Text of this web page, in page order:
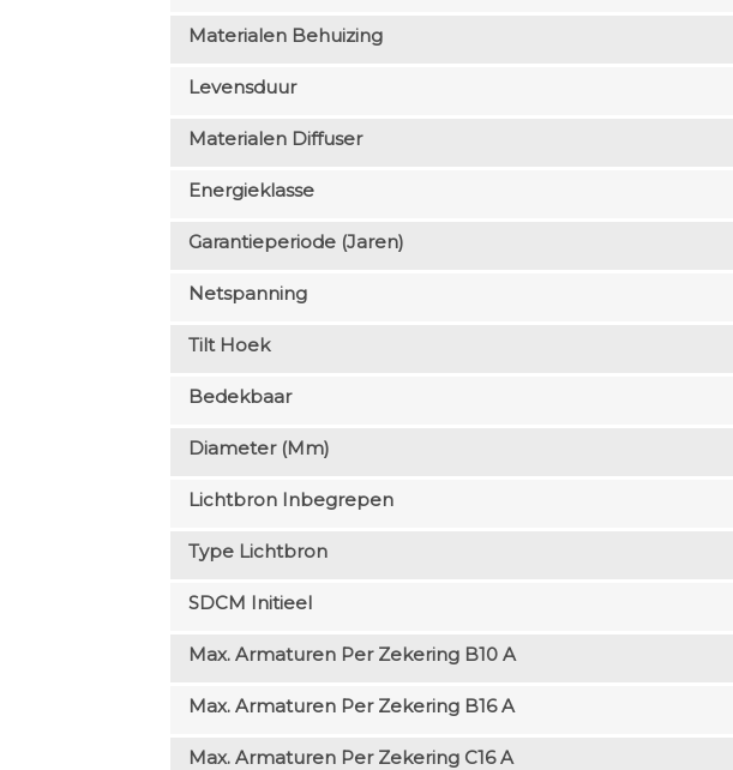
Materialen Behuizing
Levensduur
Materialen Diffuser
Energieklasse
Garantieperiode (jaren)
Netspanning
Tilt Hoek
Bedekbaar
Diameter (mm)
Lichtbron Inbegrepen
Type Lichtbron
SDCM Initieel
Max. Armaturen Per Zekering B10 A
Max. Armaturen Per Zekering B16 A
Max. Armaturen Per Zekering C16 A